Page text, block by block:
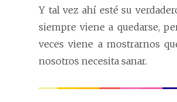
Y tal vez ahí esté su
siempre viene a quedarse,
veces viene a mostrarnos
nosotros necesita sanar.